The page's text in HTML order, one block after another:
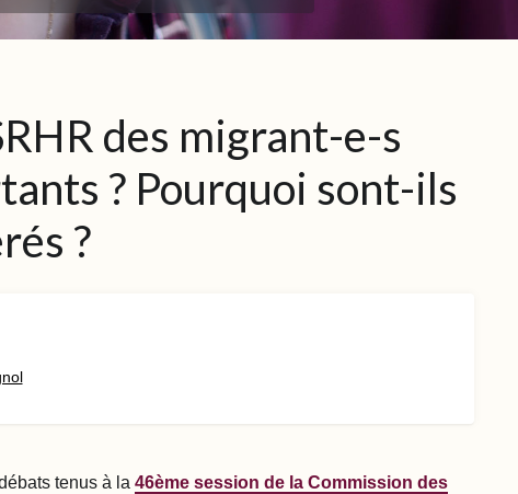
des migrant-e-s
? Pourquoi sont-ils
?
tenus à la 46ème session de la Commission des